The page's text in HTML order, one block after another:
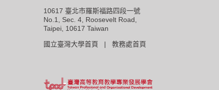
10617 臺北市羅斯福路四段一號
No.1, Sec. 4, Roosevelt Road,
Taipei, 10617 Taiwan
國立臺灣大學首頁 |教務處首頁